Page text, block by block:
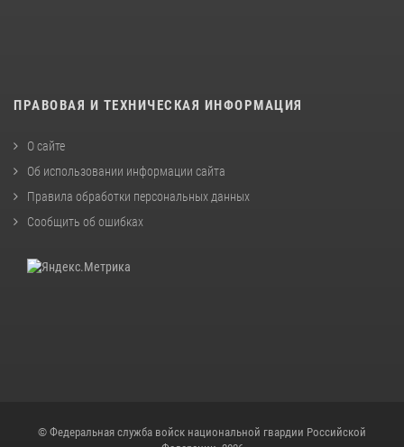
ПРАВОВАЯ И ТЕХНИЧЕСКАЯ ИНФОРМАЦИЯ
О сайте
Об использовании информации сайта
Правила обработки персональных данных
Сообщить об ошибках
© Федеральная служба войск национальной гвардии Российской